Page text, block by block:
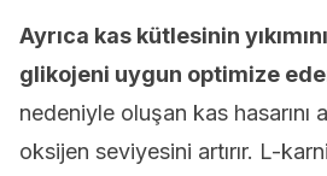
Ayrıca kas kütlesinin
glikojeni uygun optimize
nedeniyle oluşan kas hasarını
oksijen seviyesini artırır. L-